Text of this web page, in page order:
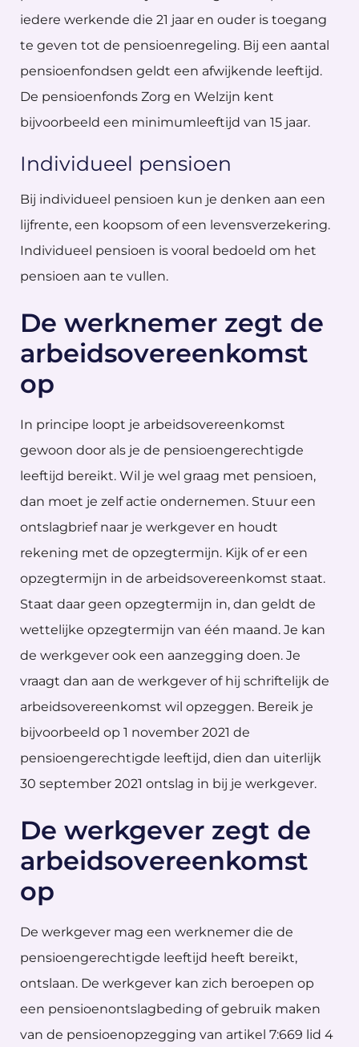
iedere werkende die 21 jaar en ouder is toegang
te geven tot de pensioenregeling. Bij een aantal
pensioenfondsen geldt een afwijkende leeftijd.
De pensioenfonds Zorg en Welzijn kent
bijvoorbeeld een minimumleeftijd van 15 jaar.
Individueel pensioen
Bij individueel pensioen kun je denken aan een
lijfrente, een koopsom of een levensverzekering.
Individueel pensioen is vooral bedoeld om het
pensioen aan te vullen.
De werknemer zegt de
arbeidsovereenkomst
op
In principe loopt je arbeidsovereenkomst
gewoon door als je de pensioengerechtigde
leeftijd bereikt. Wil je wel graag met pensioen,
dan moet je zelf actie ondernemen. Stuur een
ontslagbrief naar je werkgever en houdt
rekening met de opzegtermijn. Kijk of er een
opzegtermijn in de arbeidsovereenkomst staat.
Staat daar geen opzegtermijn in, dan geldt de
wettelijke opzegtermijn van één maand. Je kan
de werkgever ook een aanzegging doen. Je
vraagt dan aan de werkgever of hij schriftelijk de
arbeidsovereenkomst wil opzeggen. Bereik je
bijvoorbeeld op 1 november 2021 de
pensioengerechtigde leeftijd, dien dan uiterlijk
30 september 2021 ontslag in bij je werkgever.
De werkgever zegt de
arbeidsovereenkomst
op
De werkgever mag een werknemer die de
pensioengerechtigde leeftijd heeft bereikt,
ontslaan. De werkgever kan zich beroepen op
een pensioenontslagbeding of gebruik maken
van de pensioenopzegging van artikel 7:669 lid 4